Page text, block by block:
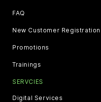
FAQ
New Customer Registration
Promotions
Trainings
SERVCIES
Digital Services